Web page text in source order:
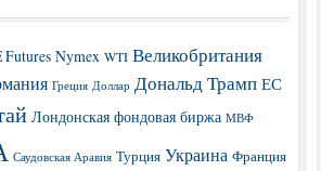
Futures Nymex WTI Великобритания
Греция Доллар Дональд Трамп ЕС
Лондонская фондовая биржа МВФ
Саудовская Аравия Турция Украина Франция